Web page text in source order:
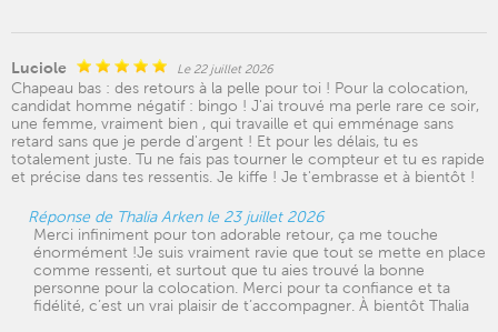
Luciole Le 22 juillet 2026
Chapeau bas : des retours à la pelle pour toi ! Pour la colocation,
candidat homme négatif : bingo ! J'ai trouvé ma perle rare ce soir,
une femme, vraiment bien , qui travaille et qui emménage sans
retard sans que je perde d'argent ! Et pour les délais, tu es
totalement juste. Tu ne fais pas tourner le compteur et tu es rapide
et précise dans tes ressentis. Je kiffe ! Je t'embrasse et à bientôt !
Réponse de Thalia Arken le 23 juillet 2026
Merci infiniment pour ton adorable retour, ça me touche
énormément !Je suis vraiment ravie que tout se mette en place
comme ressenti, et surtout que tu aies trouvé la bonne
personne pour la colocation. Merci pour ta confiance et ta
fidélité, c’est un vrai plaisir de t’accompagner. À bientôt Thalia